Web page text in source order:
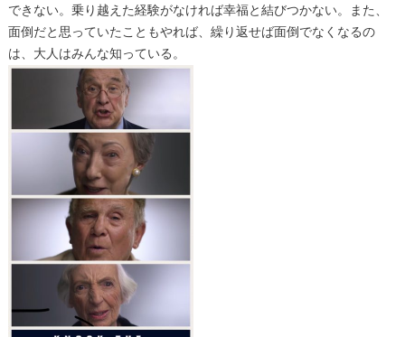
できない。乗り越えた経験がなければ幸福と結びつかない。また、
面倒だと思っていたこともやれば、繰り返せば面倒でなくなるの
は、大人はみんな知っている。